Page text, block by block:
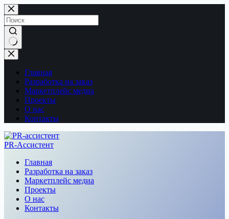
Перейти
к
сути
Ничего
не
найденоГлавная
Разработка на заказ
Маркетплейс медиа
Проекты
О нас
Контакты
PR-Ассистент
Главная
Разработка на заказ
Маркетплейс медиа
Проекты
О нас
Контакты